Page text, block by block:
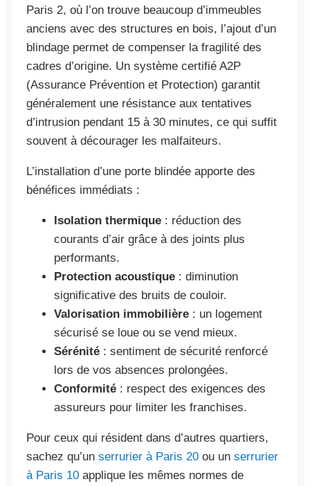
Paris 2, où l’on trouve beaucoup d’immeubles
anciens avec des structures en bois, l’ajout d’un
blindage permet de compenser la fragilité des
cadres d’origine. Un système certifié A2P
(Assurance Prévention et Protection) garantit
généralement une résistance aux tentatives
d’intrusion pendant 15 à 30 minutes, ce qui suffit
souvent à décourager les malfaiteurs.
L’installation d’une porte blindée apporte des
bénéfices immédiats :
Isolation thermique : réduction des
courants d’air grâce à des joints plus
performants.
Protection acoustique : diminution
significative des bruits de couloir.
Valorisation immobilière : un logement
sécurisé se loue ou se vend mieux.
Sérénité : sentiment de sécurité renforcé
lors de vos absences prolongées.
Conformité : respect des exigences des
assureurs pour limiter les franchises.
Pour ceux qui résident dans d’autres quartiers,
sachez qu’un serrurier à Paris 20 ou un serrurier
à Paris 10 applique les mêmes normes de